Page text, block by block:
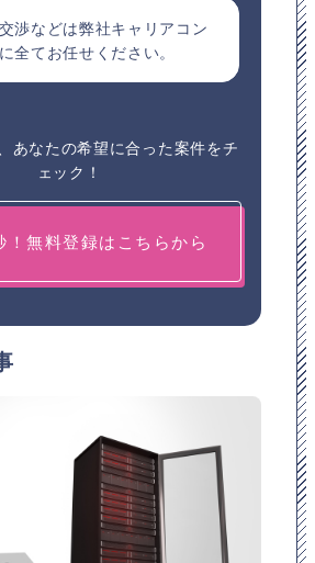
渉などは弊社キャリアコン
全てお任せください。
あなたの希望に合った案件をチ
ェック！
！無料登録はこちらから